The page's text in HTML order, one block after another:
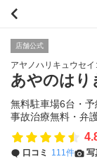
店舗公式
アヤノハリキュウセイ
あやのはり
無料駐車場6台・
事故治療無料・弁
口コミ 111件 写